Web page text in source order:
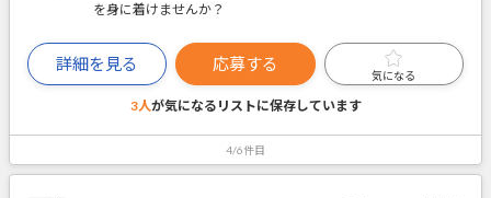
を身に着けませんか？
詳細を見る 応募する
気になる
3人が気になるリストに保存しています
4/6件目